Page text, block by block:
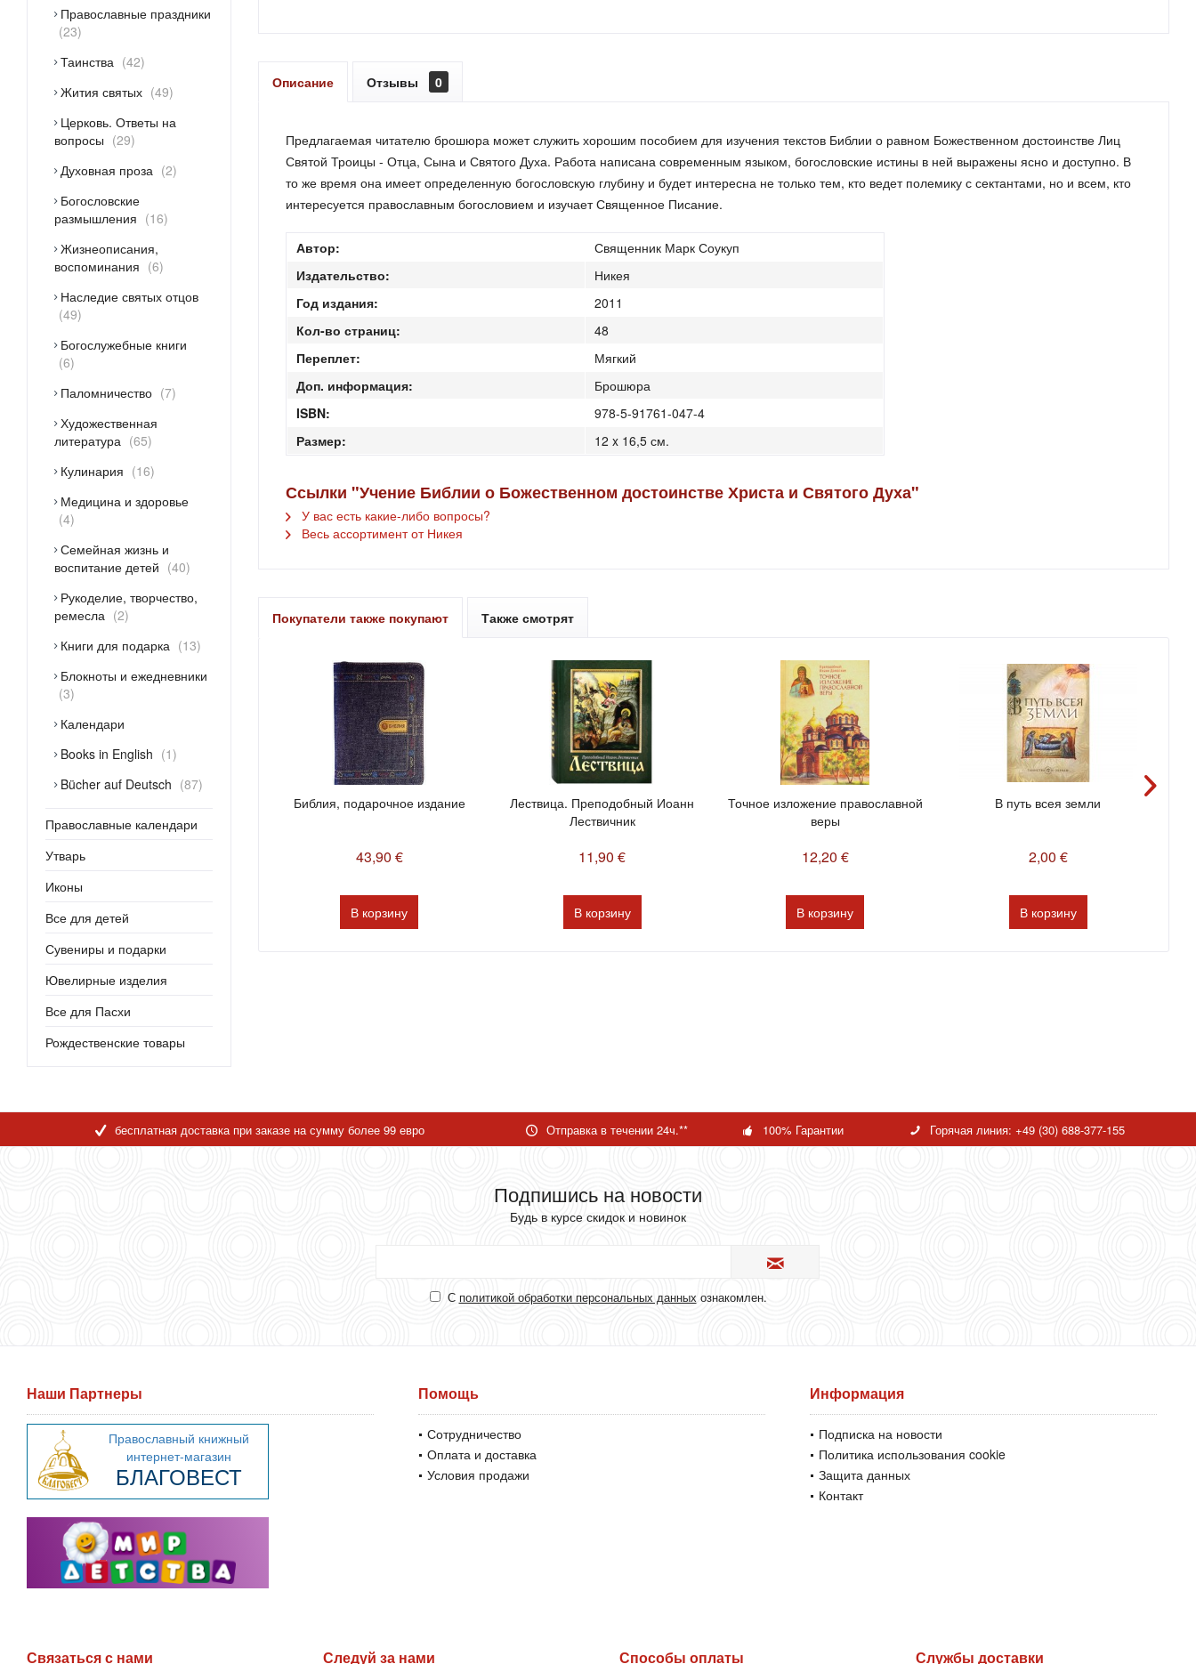
Православные праздники
23
Таинства
42
Жития святых
49
Церковь. Ответы на
вопросы
29
Духовная проза
2
Богословские
размышления
16
Жизнеописания,
воспоминания
6
Наследие святых отцов
49
Богослужебные книги
6
Паломничество
7
Художественная
литература
65
Кулинария
16
Медицина и здоровье
4
Семейная жизнь и
воспитание детей
40
Рукоделие, творчество,
ремесла
2
Книги для подарка
13
Блокноты и ежедневники
3
Календари
Books in English
1
Bücher auf Deutsch
87
Православные календари
Утварь
Иконы
Все для детей
Сувениры и подарки
Ювелирные изделия
Все для Пасхи
Рождественские товары
Описание Отзывы 0
Предлагаемая читателю брошюра может служить хорошим пособием для изучения текстов Библии о равном Божественном достоинстве Лиц
Святой Троицы - Отца, Сына и Святого Духа. Работа написана современным языком, богословские истины в ней выражены ясно и доступно. В
то же время она имеет определенную богословскую глубину и будет интересна не только тем, кто ведет полемику с сектантами, но и всем, кто
интересуется православным богословием и изучает Священное Писание.
Автор:
Священник Марк Соукуп
Издательство:
Никея
Год издания:
2011
Кол-во страниц:
48
Переплет:
Мягкий
Доп. информация:
Брошюра
ISBN:
978-5-91761-047-4
Размер:
12 x 16,5 см.
Ссылки "Учение Библии о Божественном достоинстве Христа и Святого Духа"
У вас есть какие-либо вопросы?
Весь ассортимент от Никея
Покупатели также покупают Также смотрят
Библия, подарочное издание
43,90 €
В корзину
Лествица. Преподобный Иоанн
Лествичник
11,90 €
В корзину
Точное изложение православной
веры
12,20 €
В корзину
В путь всея земли
2,00 €
В корзину
бесплатная доставка при заказе на сумму более 99 евро Отправка в течении 24ч.** 100% Гарантии Горячая линия: +49 (30) 688-377-155
Подпишись на новости
Будь в курсе скидок и новинок
С политикой обработки персональных данных ознакомлен.
Наши Партнеры Помощь
Сотрудничество
Оплата и доставка
Условия продажи
Информация
Подписка на новости
Политика использования cookie
Защита данных
Контакт
Связаться с нами Следуй за нами Способы оплаты Службы доставки